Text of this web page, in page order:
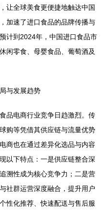
让全球美食更便捷地触达中国
加速了进口食品的品牌传播与
计到2024年，中国进口食品市
闲零食、母婴食品、葡萄酒及
与发展趋势
品电商行业竞争日趋激烈。传
购等凭借其供应链与流量优势
商也在通过差异化选品与内容
以下特点：一是供应链整合深
溯性成为核心竞争力；二是营
社群运营深度融合，提升用户
性化推荐、快速配送与售后服